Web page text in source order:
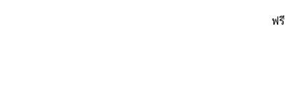
ฟรี